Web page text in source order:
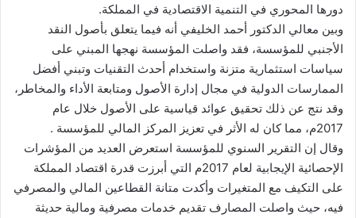
دورها المحوري في التنمية الاقتصادية في المملكة.
وبين معالي الدكتور أحمد الخليفي أنه فيما يتعلق بأصول النقد
الأجنبي للمؤسسة، فقد واصلت المؤسسة نهجها المبني على
سياسات استثمارية متزنة واستخدام أحدث التقنيات وتبني أفضل
الممارسات الدولية في مجال إدارة الأصول ومتابعة الأداء والمخاطر،
وقد نتج عن ذلك تحقيق عوائد قياسية على الأصول خلال عام
2017م، مما كان له الأثر في تعزيز المركز المالي للمؤسسة .
وقال إن التقرير السنوي للمؤسسة استعرض العديد من المؤشرات
الإحصائية الإيجابية لعام 2017م التي أبرزت قدرة اقتصاد المملكة
على التكيف مع المتغيرات وأكدت متانة القطاعين المالي والمصرفي
فيه، حيث واصلت المصارف تقديم خدمات مصرفية ومالية حديثة